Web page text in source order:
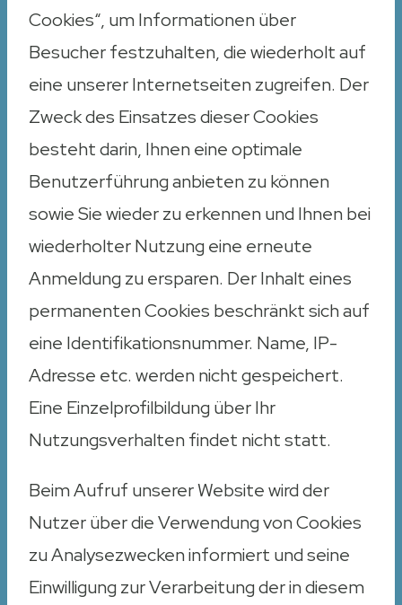
Cookies“, um Informationen über
Besucher festzuhalten, die wiederholt auf
eine unserer Internetseiten zugreifen. Der
Zweck des Einsatzes dieser Cookies
besteht darin, Ihnen eine optimale
Benutzerführung anbieten zu können
sowie Sie wieder zu erkennen und Ihnen bei
wiederholter Nutzung eine erneute
Anmeldung zu ersparen. Der Inhalt eines
permanenten Cookies beschränkt sich auf
eine Identifikationsnummer. Name, IP-
Adresse etc. werden nicht gespeichert.
Eine Einzelprofilbildung über Ihr
Nutzungsverhalten findet nicht statt.
Beim Aufruf unserer Website wird der
Nutzer über die Verwendung von Cookies
zu Analysezwecken informiert und seine
Einwilligung zur Verarbeitung der in diesem